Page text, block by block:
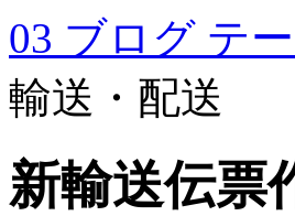
03 ブログ テ
輸送・配送
新輸送伝票